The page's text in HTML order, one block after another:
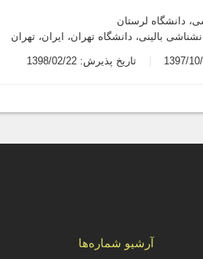
دانشگاه لرستان
بالینی، دانشگاه تهران، ایران، تهران
تاریخ پذیرش: 1398/02/22
آرشیو شماره‌ها